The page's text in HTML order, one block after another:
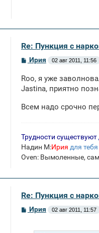
Re: Пункция с
С
б
щ
и
Ирия 02 авг 2011, 11:56
Roo, я уже
Jastina, приятно
Всем надо срочно
Трудности
Надин М:Ирия для
Oven: Вымоленные,
Re: Пункция с
СИрия 02 авг 2011, 11:57